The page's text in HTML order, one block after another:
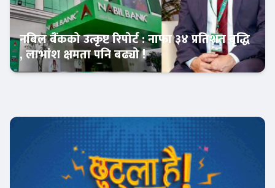
नबिल बैंकको उत्कृष्ट रिपोर्ट : नाफा ३४ प्रतिशत बृद्धि
, लाभांश क्षमता पनि बढ्यो !